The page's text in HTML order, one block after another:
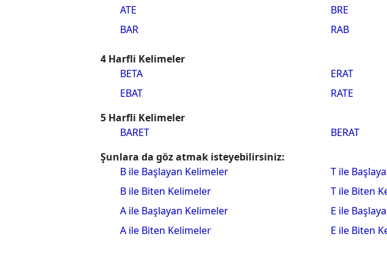
ATE
BAR
BRE
RAB
4 Harfli Kelimeler
BETA
EBAT
ERAT
RATE
5 Harfli Kelimeler
BARET
BERAT
Şunlara da göz atmak isteyebilirsiniz:
B ile Başlayan Kelimeler
B ile Biten Kelimeler
A ile Başlayan Kelimeler
A ile Biten Kelimeler
T ile
T ile Biten
E ile
E ile Biten